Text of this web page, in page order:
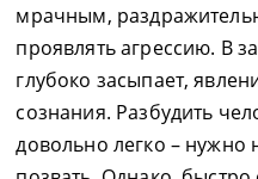
мрачным,
проявлять агрессию. В
глубоко засыпает,
сознания. Разбудить
довольно легко – нужно